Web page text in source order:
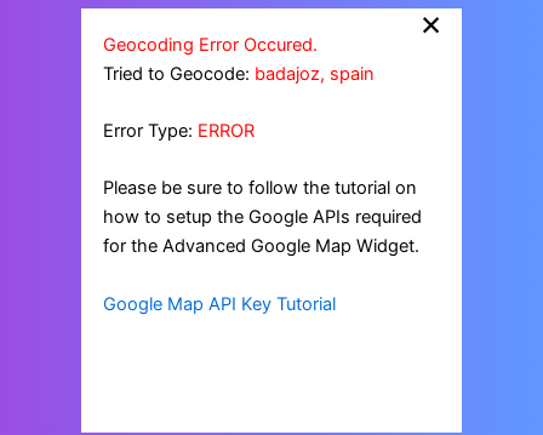
×
Geocoding Error Occured.
Tried to Geocode: badajoz, spain
Error Type: ERROR
Please be sure to follow the tutorial on
how to setup the Google APIs required
for the Advanced Google Map Widget.
Google Map API Key Tutorial